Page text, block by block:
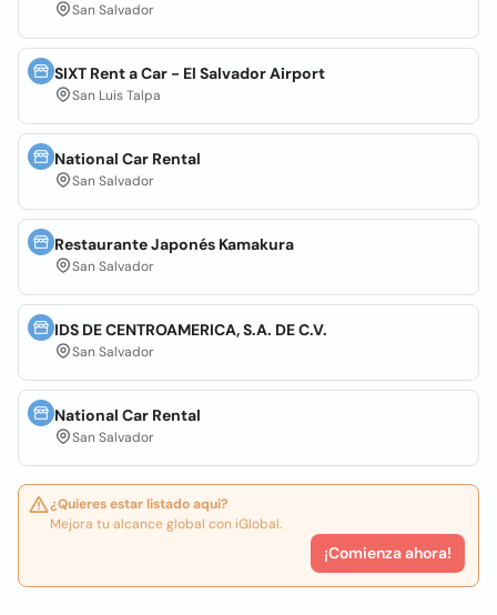
San Salvador
SIXT Rent a Car - El Salvador Airport
San Luis Talpa
National Car Rental
San Salvador
Restaurante Japonés Kamakura
San Salvador
IDS DE CENTROAMERICA, S.A. DE C.V.
San Salvador
National Car Rental
San Salvador
¿Quieres estar listado aquí?
Mejora tu alcance global con iGlobal.
¡Comienza ahora!